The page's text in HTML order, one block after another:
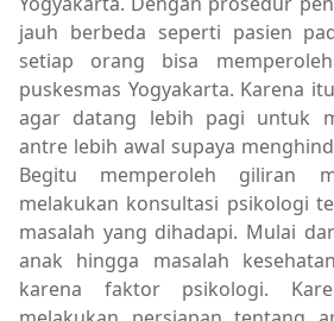
jauh berbeda seperti pasien
setiap orang bisa
puskesmas Yogyakarta. Karena
agar datang lebih pagi untuk
antre lebih awal supaya
Begitu memperoleh giliran
melakukan konsultasi psikologi
masalah yang dihadapi. Mulai
anak hingga masalah
karena faktor psikologi.